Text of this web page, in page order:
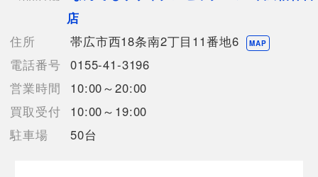
・本体ケース：約W80
x
D40
x
H40
cm
・フレームケース：約W80
x
D20
店
住所
帯広市西18条南2丁目11番地6 MAP
電話番号 0155-41-3196
営業時間
10:00～20:00
買取受付
10:00～19:00
駐車場
50台